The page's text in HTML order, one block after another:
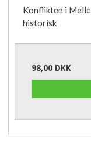
Konflikten i
historisk
98,00 DKK